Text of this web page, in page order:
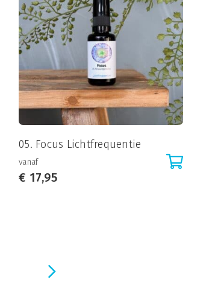
05. Focus Lichtfrequentie
vanaf
€ 17,95